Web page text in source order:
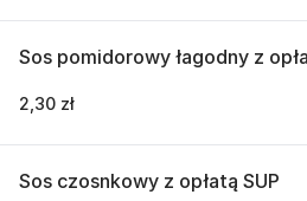
Sos pomidorowy łagodny z
2,30 zł
Sos czosnkowy z opłatą SUP